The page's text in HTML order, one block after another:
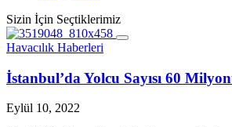
Sizin İçin Seçtiklerimiz
Havacılık Haberleri
İstanbul’da Yolcu Sayısı 60
Eylül 10, 2022